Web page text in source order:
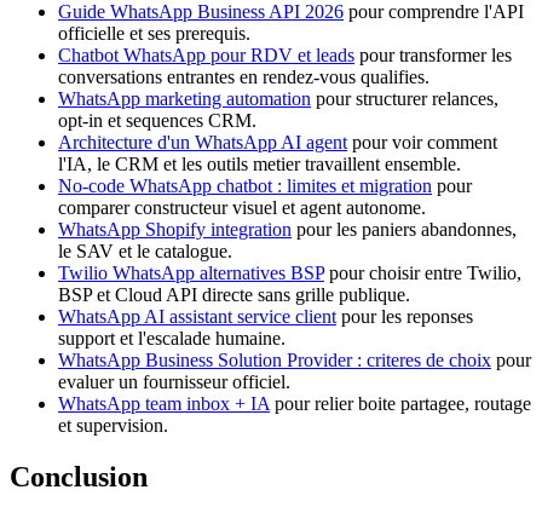
Guide WhatsApp Business API 2026 pour comprendre l'API
officielle et ses prerequis.
Chatbot WhatsApp pour RDV et leads pour transformer les
conversations entrantes en rendez-vous qualifies.
WhatsApp marketing automation pour structurer relances,
opt-in et sequences CRM.
Architecture d'un WhatsApp AI agent pour voir comment
l'IA, le CRM et les outils metier travaillent ensemble.
No-code WhatsApp chatbot : limites et migration pour
comparer constructeur visuel et agent autonome.
WhatsApp Shopify integration pour les paniers abandonnes,
le SAV et le catalogue.
Twilio WhatsApp alternatives BSPpour choisir entre Twilio,
BSP et Cloud API directe sans grille publique.
WhatsApp AI assistant service client pour les reponses
support et l'escalade humaine.
WhatsApp Business Solution Provider : criteres de choix pour
evaluer un fournisseur officiel.
WhatsApp team inbox + IA pour relier boite partagee, routage
et supervision.
Conclusion